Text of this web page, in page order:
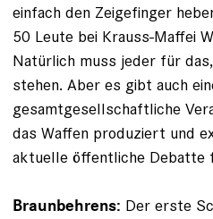
einfach den Zeigefinger
50 Leute bei Krauss-Maffei
Natürlich muss jeder für
stehen. Aber es gibt auch
gesamtgesellschaftliche
das Waffen produziert und
aktuelle öffentliche Debatte
Braunbehrens: Der erste